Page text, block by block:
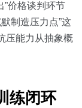
”价格谈判环节
制造压力点”这
压能力从抽象概
练闭环